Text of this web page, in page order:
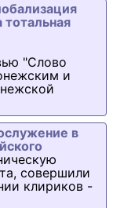
"Слово
и
в
совершили
клириков -